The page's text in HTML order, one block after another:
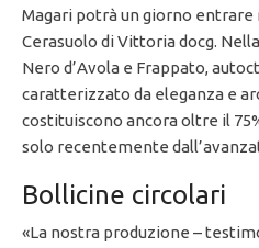
Magari potrà un giorno entrare
Cerasuolo di Vittoria docg.
Nero d’Avola e Frappato,
caratterizzato da eleganza e
costituiscono ancora oltre il
solo recentemente
Bollicine circolari
«La nostra produzione –